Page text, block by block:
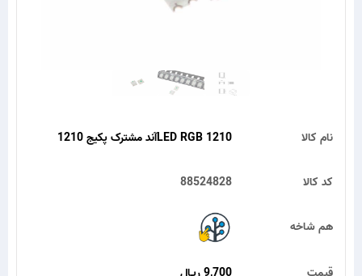
LED RGB 1210آند مشترک پکیج 1210 نام کالا
88524828 کد کالا
هم شاخه